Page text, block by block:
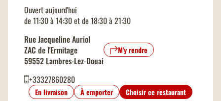
Ouvert aujourd'hui
de 11:30 à 14:30 et de 18:30 à 21:30
Rue Jacqueline Auriol
ZAC de l'Ermitage
59552 Lambres-Lez-Douai
M'y rendre
+33327860280
En livraison À emporter Choisir ce restaurant